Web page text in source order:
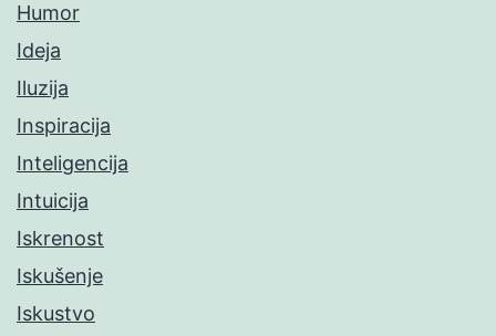
Humor
Ideja
Iluzija
Inspiracija
Inteligencija
Intuicija
Iskrenost
Iskušenje
Iskustvo